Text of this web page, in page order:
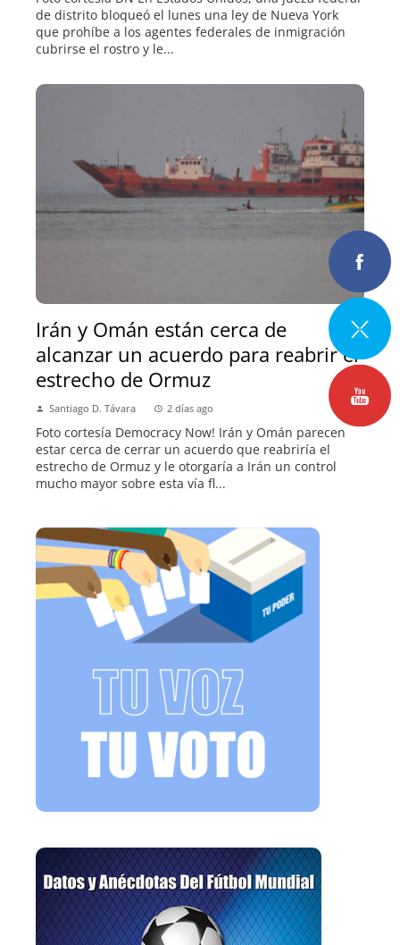
de distrito bloqueó el lunes una ley de Nueva York
que prohíbe a los agentes federales de inmigración
cubrirse el rostro y le...
Irán y Omán están cerca de
alcanzar un acuerdo para reabrir el
estrecho de Ormuz
Santiago D. Távara 2 días ago
Foto cortesía Democracy Now! Irán y Omán parecen
estar cerca de cerrar un acuerdo que reabriría el
estrecho de Ormuz y le otorgaría a Irán un control
mucho mayor sobre esta vía fl...